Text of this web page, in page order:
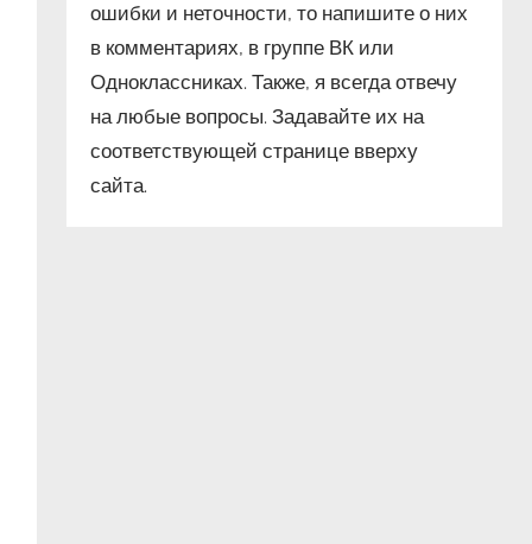
ошибки и неточности, то напишите о них
в комментариях, в группе ВК или
Одноклассниках. Также, я всегда отвечу
на любые вопросы. Задавайте их на
соответствующей странице вверху
сайта.